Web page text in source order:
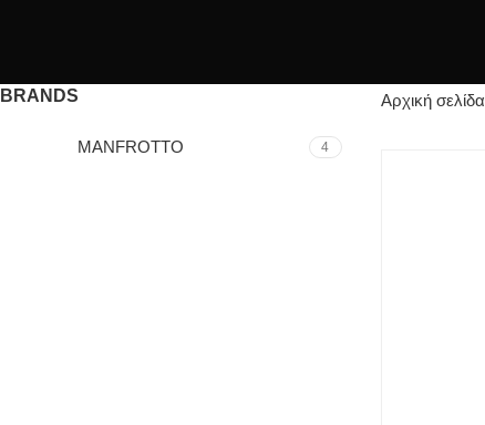
BRANDS
MANFROTTO 4
Αρχική σελίδα